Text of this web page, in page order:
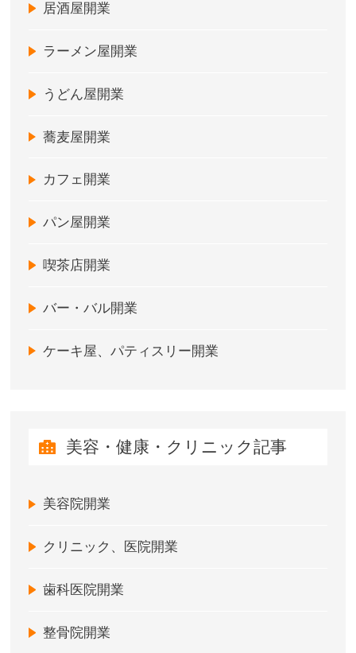
居酒屋開業
ラーメン屋開業
うどん屋開業
蕎麦屋開業
カフェ開業
パン屋開業
喫茶店開業
バー・バル開業
ケーキ屋、パティスリー開業
美容・健康・クリニック記事
美容院開業
クリニック、医院開業
歯科医院開業
整骨院開業